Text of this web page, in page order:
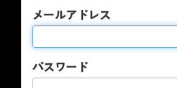
メールアドレス
パスワード